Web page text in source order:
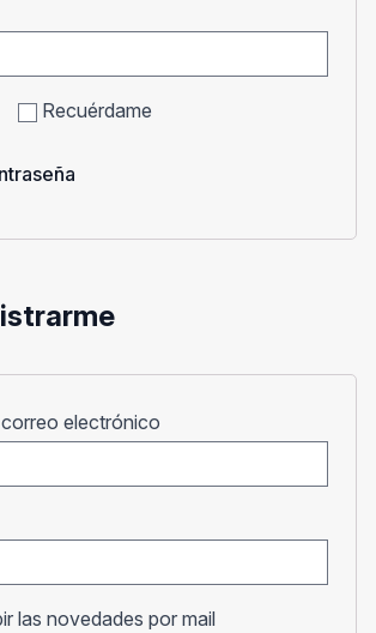
Recuérdame
electrónico
las novedades por mail